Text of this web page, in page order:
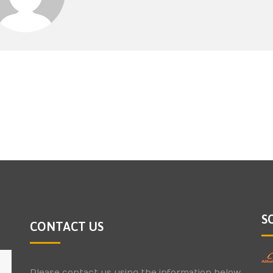
CONTACT US